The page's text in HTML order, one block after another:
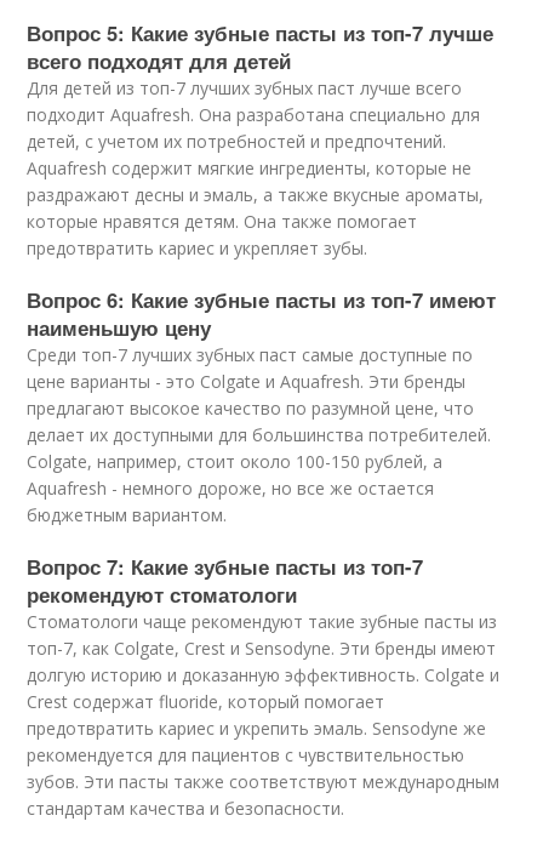
Вопрос 5: Какие зубные пасты из топ-7 лучше
всего подходят для детей
Для детей из топ-7 лучших зубных паст лучше всего
подходит Aquafresh. Она разработана специально для
детей, с учетом их потребностей и предпочтений.
Aquafresh содержит мягкие ингредиенты, которые не
раздражают десны и эмаль, а также вкусные ароматы,
которые нравятся детям. Она также помогает
предотвратить кариес и укрепляет зубы.
Вопрос 6: Какие зубные пасты из топ-7 имеют
наименьшую цену
Среди топ-7 лучших зубных паст самые доступные по
цене варианты - это Colgate и Aquafresh. Эти бренды
предлагают высокое качество по разумной цене, что
делает их доступными для большинства потребителей.
Colgate, например, стоит около 100-150 рублей, а
Aquafresh - немного дороже, но все же остается
бюджетным вариантом.
Вопрос 7: Какие зубные пасты из топ-7
рекомендуют стоматологи
Стоматологи чаще рекомендуют такие зубные пасты из
топ-7, как Colgate, Crest и Sensodyne. Эти бренды имеют
долгую историю и доказанную эффективность. Colgate и
Crest содержат fluoride, который помогает
предотвратить кариес и укрепить эмаль. Sensodyne же
рекомендуется для пациентов с чувствительностью
зубов. Эти пасты также соответствуют международным
стандартам качества и безопасности.